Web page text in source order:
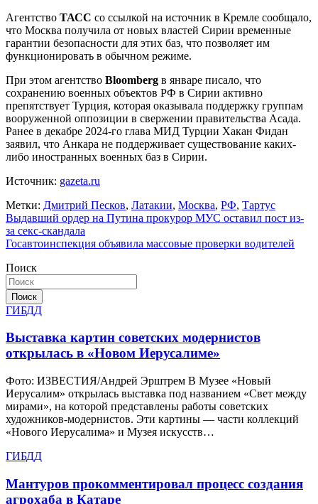
Агентство ТАСС со ссылкой на источник в Кремле сообщало,
что Москва получила от новых властей Сирии временные
гарантии безопасности для этих баз, что позволяет им
функционировать в обычном режиме.
При этом агентство Bloomberg в январе писало, что
сохранению военных объектов РФ в Сирии активно
препятствует Турция, которая оказывала поддержку группам
вооруженной оппозиции в свержении правительства Асада.
Ранее в декабре 2024-го глава МИД Турции Хакан Фидан
заявил, что Анкара не поддерживает существование каких-
либо иностранных военных баз в Сирии.
Источник: gazeta.ru
Метки: Дмитрий Песков, Латакии, Москва, РФ, Тартус
Навигация
по
Выдавший ордер на Путина прокурор МУС оставил пост из-
за секс-скандала
Госавтоинспекция объявила массовые проверки водителей
Поиск
Поиск
ГИБДД
Выставка картин советских модернистов
открылась в «Новом Иерусалиме»
Фото: ИЗВЕСТИЯ/Андрей Эрштрем В Музее «Новый
Иерусалим» открылась выставка под названием «Свет между
мирами», на которой представлены работы советских
художников-модернистов. Эти картины — части коллекций
«Нового Иерусалима» и Музея искусств…
ГИБДД
Мантуров прокомментировал процесс создания
агрохаба в Катаре